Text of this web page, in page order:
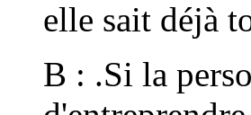
elle sait déjà
B : .Si la